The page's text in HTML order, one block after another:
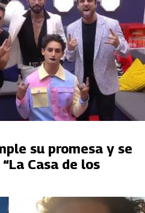
su promesa y se
Casa de los